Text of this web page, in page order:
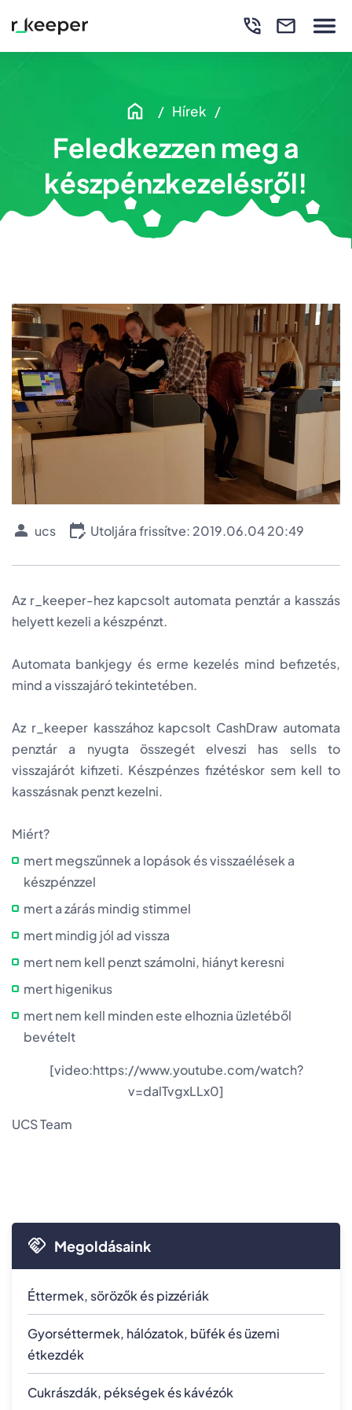
Hírek
Feledkezzen meg a
készpénzkezelésről!
ucs Utoljára frissítve: 2019.06.04 20:49
Az r_keeper-hez kapcsolt automata penztár a kasszás
helyett kezeli a készpénzt.
Automata bankjegy és erme kezelés mind befizetés,
mind a visszajáró tekintetében.
Az r_keeper kasszához kapcsolt CashDraw automata
penztár a nyugta összegét elveszi has sells to
visszajárót kifizeti. Készpénzes fizétéskor sem kell to
kasszásnak penzt kezelni.
Miért?
mert megszűnnek a lopások és visszaélések a
készpénzzel
mert a zárás mindig stimmel
mert mindig jól ad vissza
mert nem kell penzt számolni, hiányt keresni
mert higenikus
mert nem kell minden este elhoznia üzletéből
bevételt
[video:https://www.youtube.com/watch?
v=dalTvgxLLx0]
UCS Team
Megoldásaink
Éttermek, sörözők és pizzériák
Gyorséttermek, hálózatok, büfék és üzemi
étkezdék
Cukrászdák, pékségek és kávézók